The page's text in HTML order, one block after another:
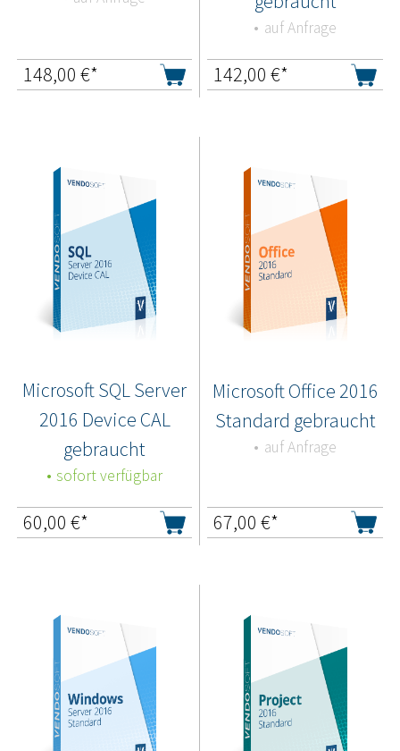
148,00 €*
auf Anfrage
142,00 €*
Microsoft SQL Server
2016 Device CAL
gebraucht
sofort verfügbar
60,00 €*
Microsoft Office 2016
Standard gebraucht
auf Anfrage
67,00 €*